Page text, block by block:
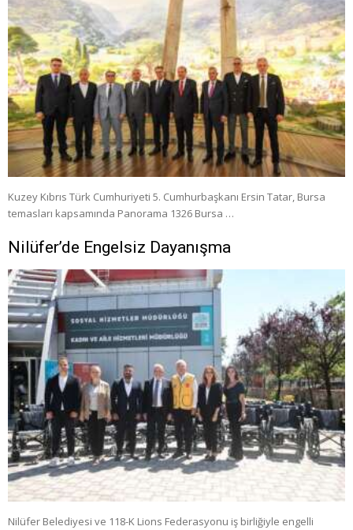
Kuzey Kıbrıs Türk Cumhuriyeti 5. Cumhurbaşkanı Ersin Tatar, Bursa
temasları kapsamında Panorama 1326 Bursa …
Nilüfer’de Engelsiz Dayanışma
Nilüfer Belediyesi ve 118-K Lions Federasyonu iş birliğiyle engelli